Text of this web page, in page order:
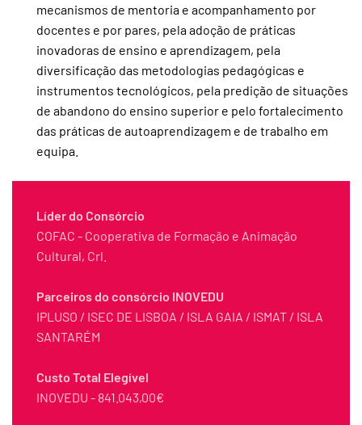
mecanismos de mentoria e acompanhamento por
docentes e por pares, pela adoção de práticas
inovadoras de ensino e aprendizagem, pela
diversificação das metodologias pedagógicas e
instrumentos tecnológicos, pela predição de situações
de abandono do ensino superior e pelo fortalecimento
das práticas de autoaprendizagem e de trabalho em
equipa.
Líder do Consórcio
COFAC - Cooperativa de Formação e Animação
Cultural, Crl.
Parceiros do consórcio INOVEDU
IPLUSO / ISEC DE LISBOA / ISLA GAIA / ISMAT / ISLA
SANTARÉM
Custo Total Elegível
INOVEDU - 841.043,00€